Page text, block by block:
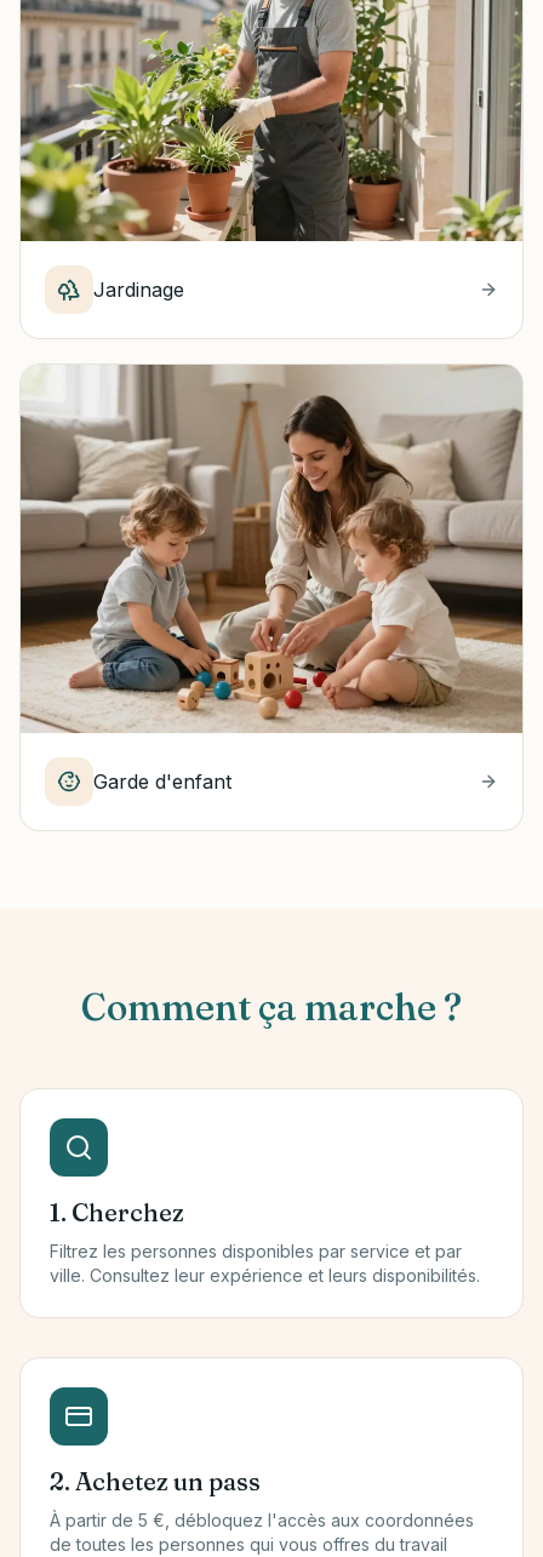
Jardinage
Garde d'enfant
Comment ça marche ?
1. Cherchez
Filtrez les personnes disponibles par service et par
ville. Consultez leur expérience et leurs disponibilités.
2. Achetez un pass
À partir de 5 €, débloquez l'accès aux coordonnées
de toutes les personnes qui vous offres du travail